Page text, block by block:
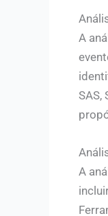
A
SAS,
A